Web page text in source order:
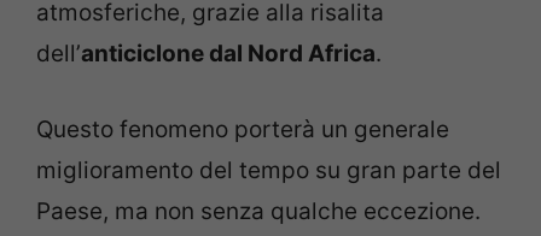
atmosferiche, grazie alla risalita
dell’anticiclone dal Nord Africa.
Questo fenomeno porterà un generale
miglioramento del tempo su gran parte del
Paese, ma non senza qualche eccezione.